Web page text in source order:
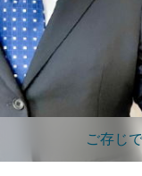
ご存じ